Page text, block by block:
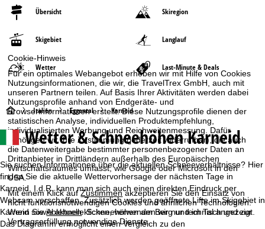
Cookie-Hinweis
Für ein optimales Webangebot erheben wir mit Hilfe von Cookies
Nutzungsinformationen, die wir, die TravelTrex GmbH, auch mit
unseren Partnern teilen. Auf Basis Ihrer Aktivitäten werden dabei
Nutzungsprofile anhand von Endgeräte- und
Browserinformationen erstellt. Diese Nutzungsprofile dienen der
statistischen Analyse, individuellen Produktempfehlung,
individualisierten Werbung und Reichweitenmessung. Dafür
benötigen wir Ihre Zustimmung (jederzeit widerrufbar), die auch
die Datenweitergabe bestimmter personenbezogener Daten an
Drittanbieter in Drittländern außerhalb des Europäischen
Wirtschaftsraumes umfasst, wie Google oder Microsoft in den
USA.
Mit einem Klick aufZustimmenakzeptieren Sie den Einsatz von
nicht funktionsnotwendigen Cookies und ähnlichen Technologien.
Wenn SieAblehnenklicken, verwenden wir nur technisch und zur
Vertragserfüllung notwendige Dienste.
Übersicht Skiregion
Skigebiet Langlauf
Wetter Last-Minute & Deals
S
t
a
r
t
Italien Eggental Karneid
Wetter & Schneehöhen Karneid
Sie suchen Informationen über die aktuellen Schneeverhältnisse? Hier
finden Sie die aktuelle Wettervorhersage der nächsten Tage in
Karneid. I.d.R. kann man sich auch einen direkten Eindruck per
Webcam verschaffen. Zusätzlich werden geöffnete Lifte im Skigebiet in
Karneid sowie aktuelle Schneehöhen am Berg und im Tal angezeigt.
Das Diagramm ermöglicht einen Vergleich zu den